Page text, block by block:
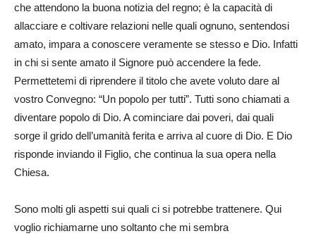
che attendono la buona notizia del regno; è la capacità di
allacciare e coltivare relazioni nelle quali ognuno, sentendosi
amato, impara a conoscere veramente se stesso e Dio. Infatti
in chi si sente amato il Signore può accendere la fede.
Permettetemi di riprendere il titolo che avete voluto dare al
vostro Convegno: “Un popolo per tutti”. Tutti sono chiamati a
diventare popolo di Dio. A cominciare dai poveri, dai quali
sorge il grido dell’umanità ferita e arriva al cuore di Dio. E Dio
risponde inviando il Figlio, che continua la sua opera nella
Chiesa.
Sono molti gli aspetti sui quali ci si potrebbe trattenere. Qui
voglio richiamarne uno soltanto che mi sembra